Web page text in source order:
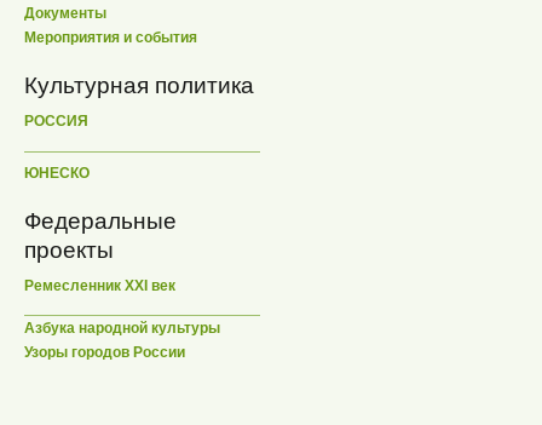
Документы
Мероприятия и события
Культурная политика
РОССИЯ
ЮНЕСКО
Федеральные
проекты
Ремесленник XXI век
Азбука народной культуры
Узоры городов России